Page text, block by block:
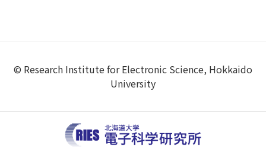
© Research Institute for Electronic Science, Hokkaido
University